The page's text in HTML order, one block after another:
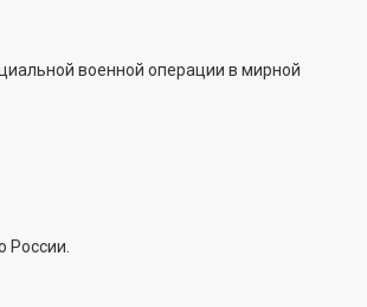
военной операции в мирной
России.